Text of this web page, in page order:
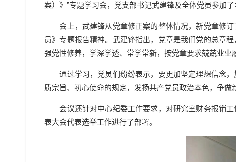
案） 》”专题学习会，党支部书记武建锋及全体党员参加
会上，武建锋从党章修正案的整体情况，新党章修订
员》专题报告精神。武建锋指出，党章是我们党的总章
强党性修养，学深学透、常学常新，按党章要求兢兢业
通过学习，党员们纷纷表示，要更加坚定理想信念，
质宗旨、初心使命的规定，发扬共产党员政治本色，争
会议还针对中心纪委工作要求，对研究室财务报销工
表大会代表选举工作进行了部署。